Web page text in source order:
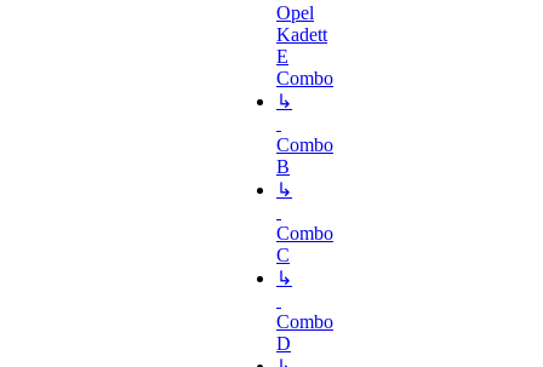
Opel
Kadett
E
Combo
↳
Combo
B
↳
Combo
C
↳
Combo
D